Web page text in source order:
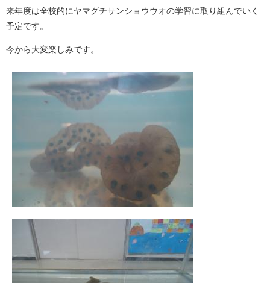
来年度は全校的にヤマグチサンショウウオの学習に取り組んでいく
予定です。
今から大変楽しみです。